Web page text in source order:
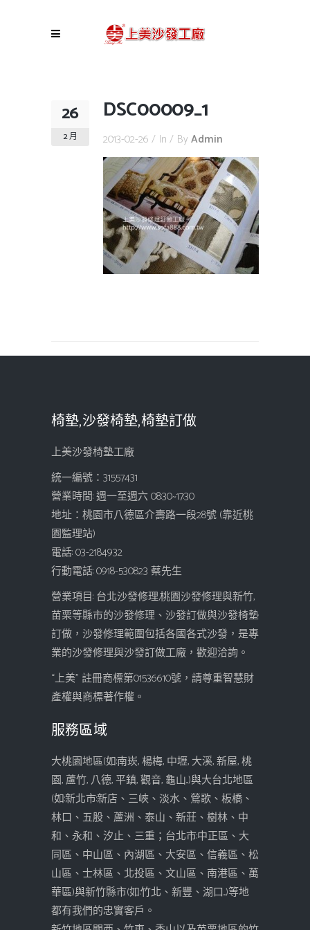
26
2 月
DSC00009_1
2013-02-26 In By Admin
椅墊,沙發椅墊,椅墊訂做
上美沙發椅墊工廠
統一編號：31557431
營業時間: 週一至週六 08:30~17:30
地址：桃園市八德區介壽路一段28號 (靠近桃
園監理站)
電話: 03-2184932
行動電話: 0918-530823 蔡先生
營業項目: 台北沙發修理,桃園沙發修理與新竹,
苗栗等縣市的沙發修理、沙發訂做與沙發椅墊
訂做，沙發修理範圍包括各國各式沙發，是專
業的沙發修理與沙發訂做工廠，歡迎洽詢。
“上美” 註冊商標第01536610號，請尊重智慧財
產權與商標著作權。
服務區域
大桃園地區(如:南崁, 楊梅, 中壢, 大溪, 新屋, 桃
園, 蘆竹, 八德, 平鎮, 觀音, 龜山...)與大台北地區
(如:新北市:新店、三峽、淡水、鶯歌、板橋、
林口、五股、蘆洲、泰山、新莊、樹林、中
和、永和、汐止、三重；台北市:中正區、大
同區、中山區、內湖區、大安區、信義區、松
山區、士林區、北投區、文山區、南港區、萬
華區)與新竹縣市(如:竹北、新豐、湖口...)等地
都有我們的忠實客戶。